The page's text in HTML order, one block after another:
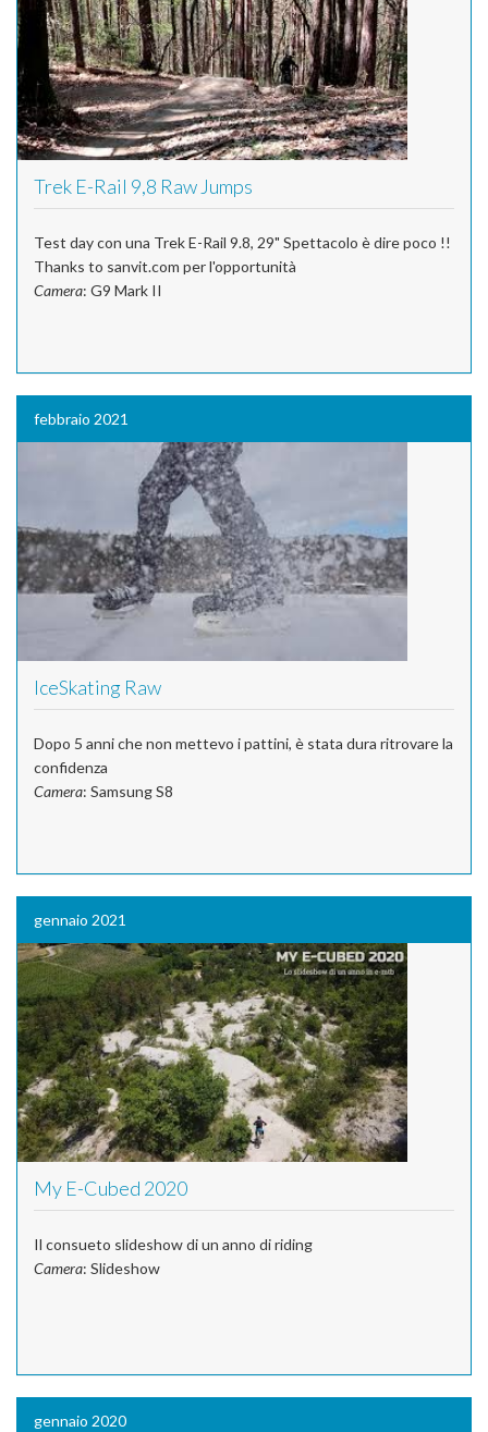
Trek E-Rail 9,8 Raw Jumps
Test day con una Trek E-Rail 9.8, 29" Spettacolo è dire poco !!
Thanks to sanvit.com per l'opportunità
Camera: G9 Mark II
febbraio 2021
IceSkating Raw
Dopo 5 anni che non mettevo i pattini, è stata dura ritrovare la
confidenza
Camera: Samsung S8
gennaio 2021
My E-Cubed 2020
Il consueto slideshow di un anno di riding
Camera: Slideshow
gennaio 2020